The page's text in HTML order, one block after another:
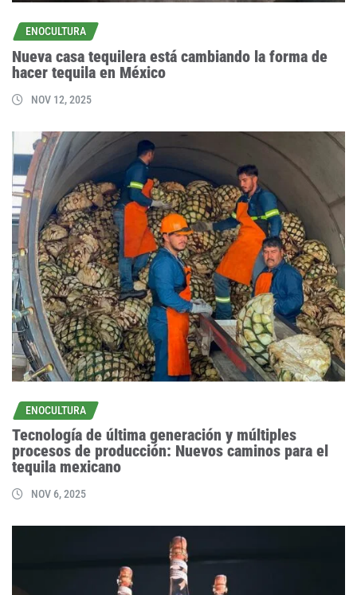
ENOCULTURA
Nueva casa tequilera está cambiando la forma de
hacer tequila en México
NOV 12, 2025
ENOCULTURA
Tecnología de última generación y múltiples
procesos de producción: Nuevos caminos para el
tequila mexicano
NOV 6, 2025